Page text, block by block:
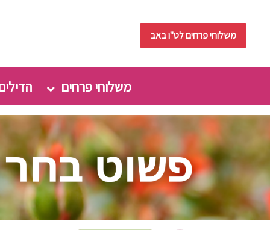
משלוחי פרחים לט"ו באב
משלוחי פרחים